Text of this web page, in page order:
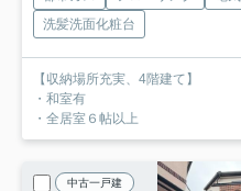
洗髪洗面化粧台
【収納場所充実、4階建て】
・和室有
・全居室６帖以上
中古一戸建